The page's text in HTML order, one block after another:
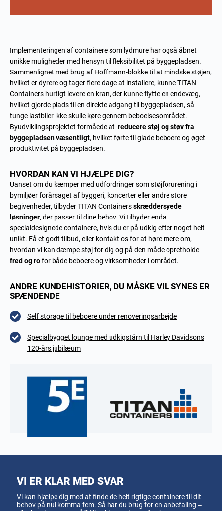
Implementeringen af containere som lydmure har også åbnet
unikke muligheder med hensyn til fleksibilitet på byggepladsen.
Sammenlignet med brug af Hoffmann-blokke til at mindske støjen,
hvilket er dyrere og tager flere dage at installere, kunne TITAN
Containers hurtigt levere en kran, der kunne flytte en endevæg,
hvilket gjorde plads til en direkte adgang til byggepladsen, så
tunge lastbiler ikke skulle køre gennem beboelsesområdet.
Byudviklingsprojektet formåede at reducere støj og støv fra
byggepladsen væsentligt, hvilket førte til glade beboere og øget
produktivitet på byggepladsen.
HVORDAN KAN VI HJÆLPE DIG?
Uanset om du kæmper med udfordringer som støjforurening i
bymiljøer forårsaget af byggeri, koncerter eller andre store
begivenheder, tilbyder TITAN Containersskræddersyede
løsninger, der passer til dine behov. Vi tilbyder enda
specialdesignede containere, hvis du er på udkig efter noget helt
unikt. Få et godt tilbud, eller kontakt os for at høre mere om,
hvordan vi kan dæmpe støj for dig og på den måde opretholde
fred og rofor både beboere og virksomheder i området.
ANDRE KUNDEHISTORIER, DU MÅSKE VIL SYNES ER
SPÆNDENDE
Self storage til beboere under renoveringsarbejde
Specialbygget lounge med udkigstårn til Harley Davidsons
120-års jubilæum
VI ER KLAR MED SVAR
Vi kan hjælpe dig med at finde de helt rigtige containere til dit
behov på nul komma fem. Så har du brug for en anbefaling –